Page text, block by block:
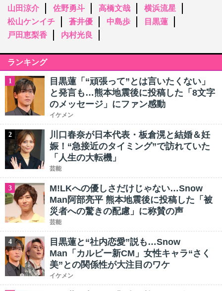
山田涼介 佐野勇斗 高橋文哉
横浜流星
松山ケンイチ
蒼井優 中島歩
目黒蓮
戸田恵梨香
内村光良
ランキング
1
目黒蓮「“頑張って”とは言いたくない」
と発言も…熊本地震後に投稿した「8文字
のメッセージ」にファン感動
イケメン
2
川口春奈が日本代表・板倉滉と結婚＆妊
娠！“急接近のタイミング”で訪れていた
「人生の大転機」
芸能
3
M!LKへの優しさだけじゃない…Snow
Man阿部亮平 熊本地震後に投稿した「被
災者への驚きの配慮」に称賛の声
芸能
4
目黒蓮と“社内恋愛”説も…Snow
Man「カルビー新CM」女性キャラ“さく
美”との関係性が大注目のワケ
イケメン